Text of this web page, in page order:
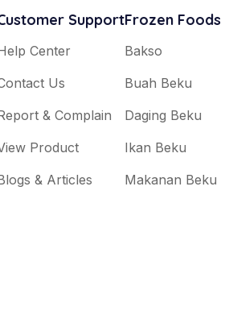
Support
Center
Us
& Complain
Product
& Articles
Frozen Foods
Bakso
Buah Beku
Daging Beku
Ikan Beku
Makanan Beku